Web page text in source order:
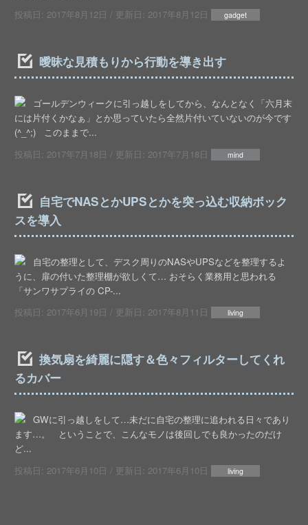
投稿日: 2017年8月12日 / 更新日: 2017年8月12日 gadget
曖昧な見積もりから行動を導き出す
ゴールデンウィークに引っ越しをしてから、なんとなく「六月末
には片付くかなぁ」とか思っていたら全然片付いていないのが今です
(^_^;) このままで...
投稿日: 2017年7月18日 / 更新日: 2017年7月18日 mind
自宅でNASとかUPSとかを突っ込む収納ボック
スを導入
自宅の整理として、デスク周りのNASやUPSなどを整理するよ
うに、扉の付いた整理棚が欲しくて… おそらく業務用と思われる
「サンワサプライの CP-...
投稿日: 2017年6月19日 / 更新日: 2017年8月11日 living
換気扇を綺麗に隠す＆色々フィルターしてくれ
るカバー
GWに引っ越しをして…未だに自宅の整理に追われる日々であり
ます…。 ということで、こんなモノは後回しでも良かったのだけ
ど...
投稿日: 2017年6月10日 / 更新日: 2017年6月10日 living